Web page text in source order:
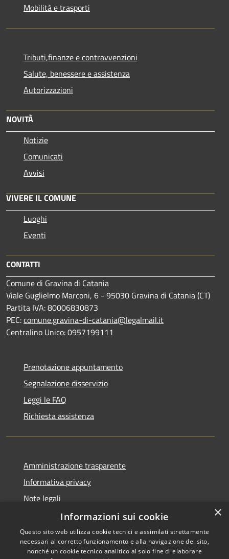
Mobilità e trasporti
Tributi,finanze e contravvenzioni
Salute, benessere e assistenza
Autorizzazioni
NOVITÀ
Notizie
Comunicati
Avvisi
VIVERE IL COMUNE
Luoghi
Eventi
CONTATTI
Comune di Gravina di Catania
Viale Guglielmo Marconi, 6 - 95030 Gravina di Catania (CT)
Partita IVA: 80006830873
PEC:comune.gravina-di-catania@legalmail.it
Centralino Unico: 0957199111
Prenotazione appuntamento
Segnalazione disservizio
Leggi le FAQ
Richiesta assistenza
Amministrazione trasparente
Informativa privacy
Note legali
Dichiarazione di accessibilità
×
Informazioni sui cookie
Questo sito web utilizza cookie tecnici e assimilati strettamente
necessari al corretto funzionamento e alla navigazione del sito,
nonché un cookie tecnico analitico al solo fine di elaborare